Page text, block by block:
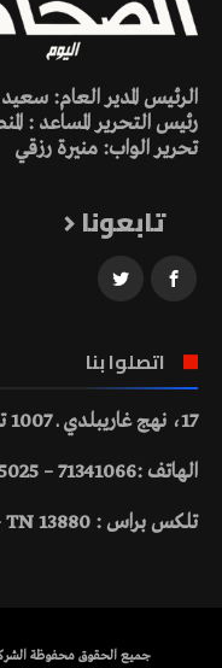
الرئيس المدير العام:
رئيس التحرير المساعد :
تحرير الواب: منيرة رزقي
تابعونا
اتصلوا بنا
17، نهج غاريبلدي ـ 1007 تونس
الهاتف :71341066 – 71335025 – 71336386
تلكس براس : 13880 TN – تلفاكس :71336584
جميع الحقوق محفوظة الشركة